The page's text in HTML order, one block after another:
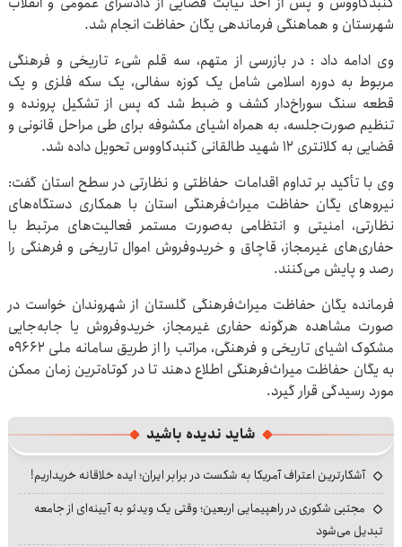
شهرستان و هماهنگی فرماندهی یگان حفاظت انجام شد.
وی ادامه داد : در بازرسی از متهم، سه قلم شیء تاریخی و فرهنگی
مربوط به دوره اسلامی شامل یک کوزه سفالی، یک سکه فلزی و یک
قطعه سنگ سوراخ‌دار کشف و ضبط شد که پس از تشکیل پرونده و
تنظیم صورت‌جلسه، به همراه اشیای مکشوفه برای طی مراحل قانونی و
قضایی به کلانتری ۱۲ شهید طالقانی گنبدکاووس تحویل داده شد.
وی با تأکید بر تداوم اقدامات حفاظتی و نظارتی در سطح استان گفت:
نیروهای یگان حفاظت میراث‌فرهنگی استان با همکاری دستگاه‌های
نظارتی، امنیتی و انتظامی به‌صورت مستمر فعالیت‌های مرتبط با
حفاری‌های غیرمجاز، قاچاق و خریدوفروش اموال تاریخی و فرهنگی را
رصد و پایش می‌کنند.
فرمانده یگان حفاظت میراث‌فرهنگی گلستان از شهروندان خواست در
صورت مشاهده هرگونه حفاری غیرمجاز، خریدوفروش یا جابه‌جایی
مشکوک اشیای تاریخی و فرهنگی، مراتب را از طریق سامانه ملی ۰۹۶۶۲
به یگان حفاظت میراث‌فرهنگی اطلاع دهند تا در کوتاه‌ترین زمان ممکن
مورد رسیدگی قرار گیرد.
شاید ندیده باشید
آشکارترین اعتراف آمریکا به شکست در برابر ایران؛ ایده خلاقانه خریداریم!
مجتبی شکوری در راهپیمایی اربعین؛ وقتی یک ویدئو به آیینه‌ای از جامعه
تبدیل می‌شود